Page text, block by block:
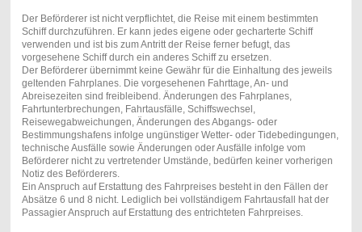
Der Beförderer ist nicht verpflichtet, die Reise mit einem bestimmten
Schiff durchzuführen. Er kann jedes eigene oder gecharterte Schiff
verwenden und ist bis zum Antritt der Reise ferner befugt, das
vorgesehene Schiff durch ein anderes Schiff zu ersetzen.
Der Beförderer übernimmt keine Gewähr für die Einhaltung des jeweils
geltenden Fahrplanes. Die vorgesehenen Fahrttage, An- und
Abreisezeiten sind freibleibend. Änderungen des Fahrplanes,
Fahrtunterbrechungen, Fahrtausfälle, Schiffswechsel,
Reisewegabweichungen, Änderungen des Abgangs- oder
Bestimmungshafens infolge ungünstiger Wetter- oder Tidebedingungen,
technische Ausfälle sowie Änderungen oder Ausfälle infolge vom
Beförderer nicht zu vertretender Umstände, bedürfen keiner vorherigen
Notiz des Beförderers.
Ein Anspruch auf Erstattung des Fahrpreises besteht in den Fällen der
Absätze 6 und 8 nicht. Lediglich bei vollständigem Fahrtausfall hat der
Passagier Anspruch auf Erstattung des entrichteten Fahrpreises.